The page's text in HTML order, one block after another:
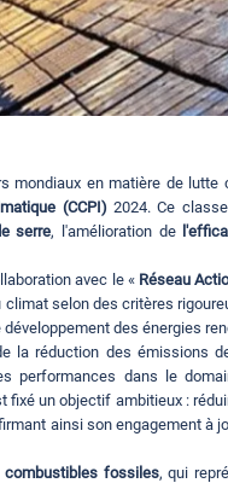
mondiaux en matière de lutte
(CCPI) 2024. Ce
serre, l'amélioration de
avec le « Réseau
selon des critères
des énergies
la réduction des émissions
performances dans le
un objectif ambitieux :
ainsi son engagement à
combustibles fossiles, qui